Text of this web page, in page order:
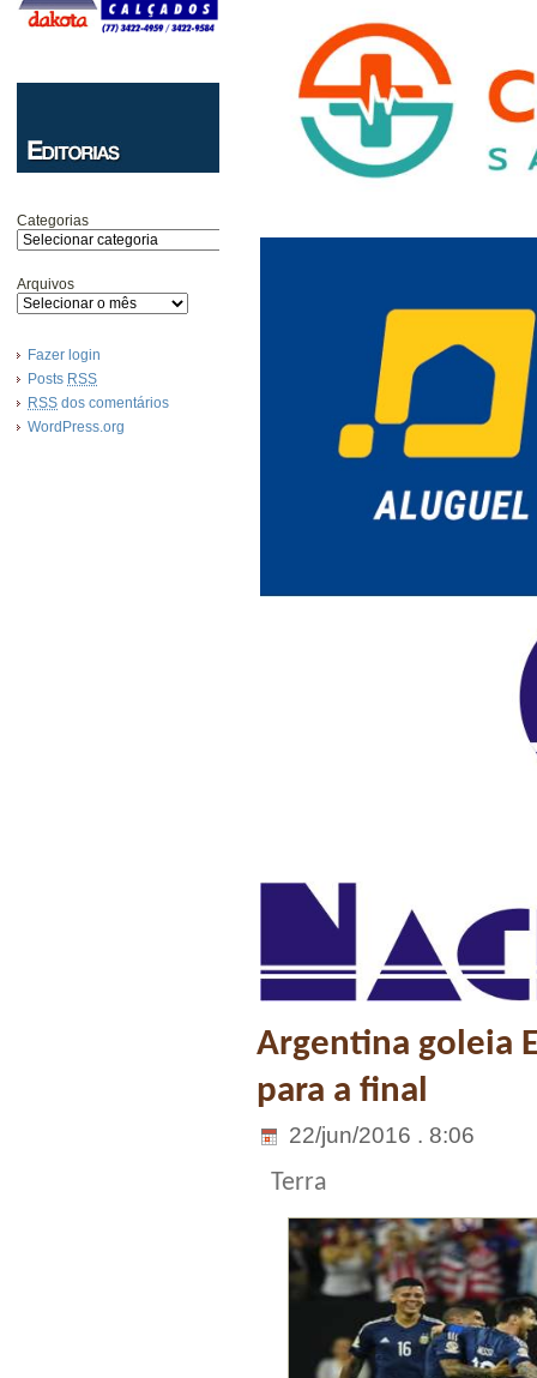
Categorias
Arquivos
Fazer login
Posts RSS
RSS dos comentários
WordPress.org
Argentina goleia
para a final
22/jun/2016 . 8:06
Terra